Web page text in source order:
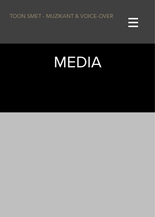
TOON SMET - MUZIKANT & VOICE-OVER
MEDIA